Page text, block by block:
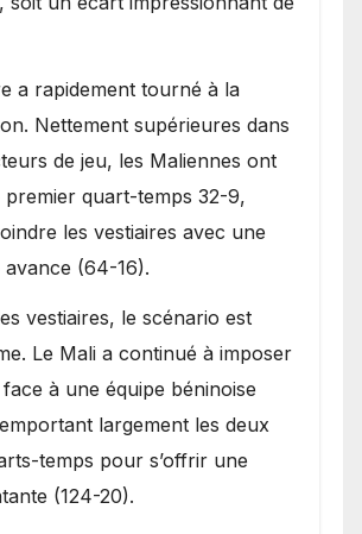
a rapidement tourné à la
Nettement supérieures dans
de jeu, les Maliennes ont
quart-temps 32-9,
les vestiaires avec une
(64-16).
vestiaires, le scénario est
Le Mali a continué à imposer
à une équipe béninoise
largement les deux
temps pour s’offrir une
(124-20).